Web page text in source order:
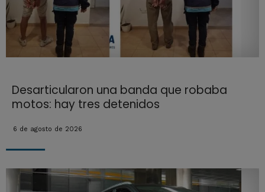
Desarticularon una banda que robaba
motos: hay tres detenidos
6 de agosto de 2026